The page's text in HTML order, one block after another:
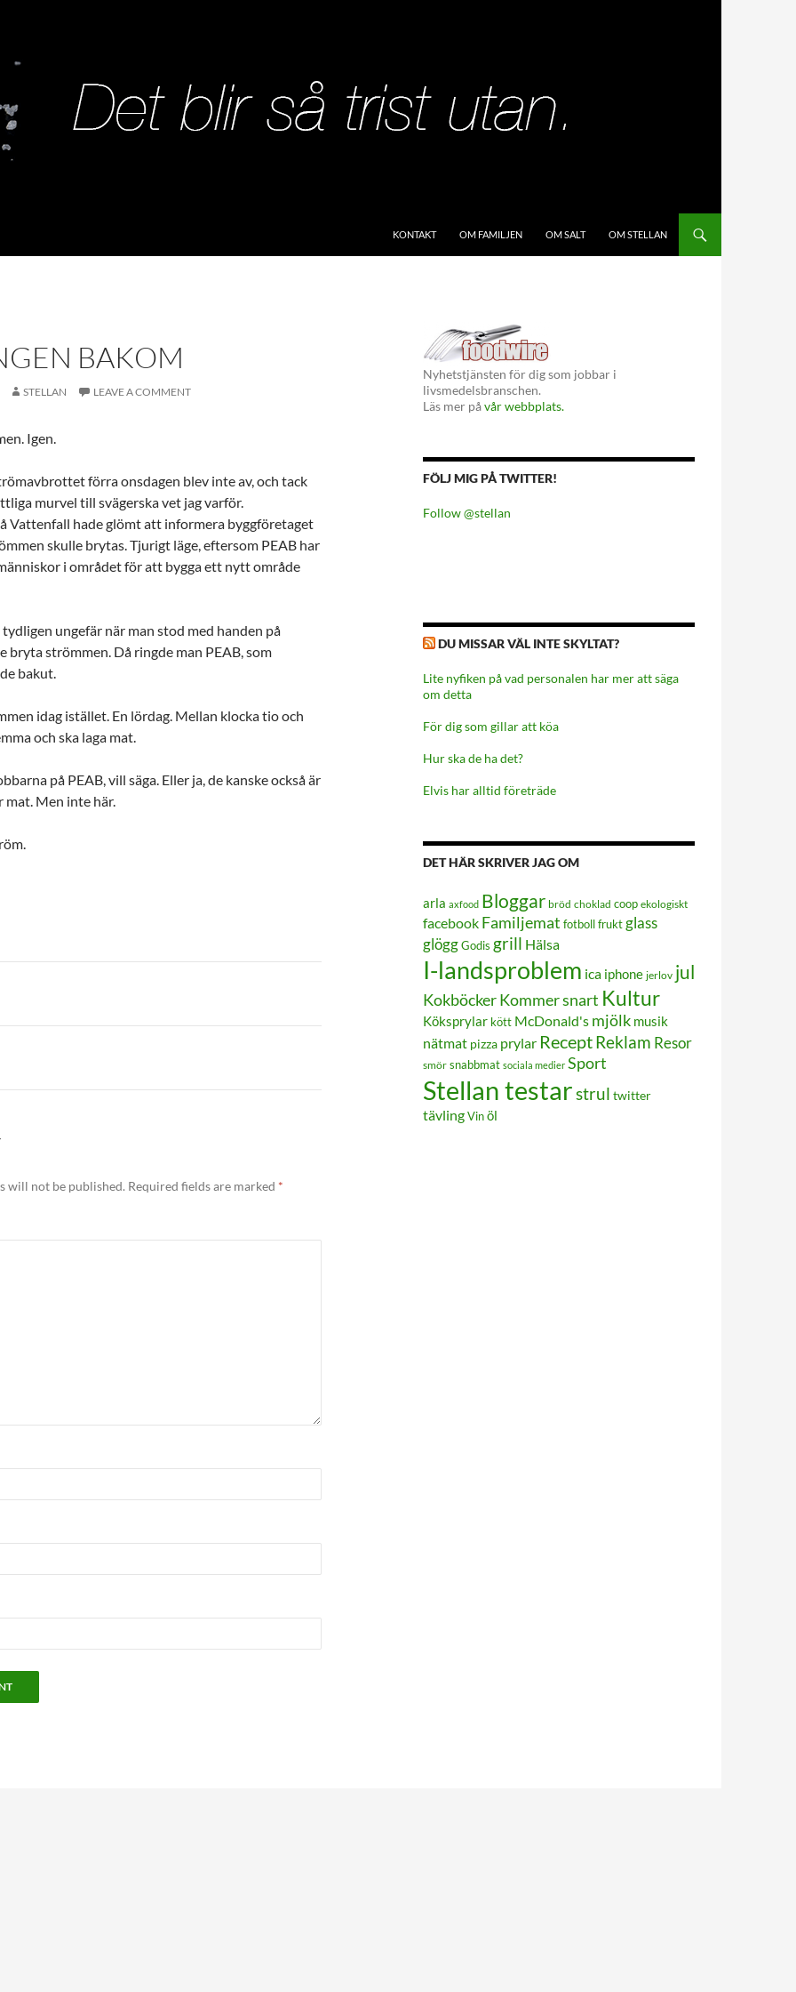
KONTAKT
OM FAMILJEN OM SALT OM STELLAN
BAKOM
STELLAN LEAVE A COMMENT
Igen.
förra onsdagen blev inte av, och tack
murvel till svägerska vet jag varför.
Vattenfall hade glömt att informera byggföretaget
skulle brytas. Tjurigt läge, eftersom PEAB har
i området för att bygga ett nytt område
ungefär när man stod med handen på
bryta strömmen. Då ringde man PEAB, som
bakut.
idag istället. En lördag. Mellan klocka tio och
och ska laga mat.
på PEAB, vill säga. Eller ja, de kanske också är
mat. Men inte här.
will not be published. Required fields are marked *
Nyhetstjänsten för dig som jobbar i
livsmedelsbranschen.
Läs mer påvår webbplats.
FÖLJ MIG PÅ TWITTER!
Follow @stellan
DU MISSAR VÄL INTE SKYLTAT?
Lite nyfiken på vad personalen har mer att säga
om detta
För dig som gillar att köa
Hur ska de ha det?
Elvis har alltid företräde
DET HÄR SKRIVER JAG OM
arla axfood Bloggar bröd choklad coop ekologiskt
facebook Familjemat fotboll frukt glass
glöggGodis grill Hälsa
I-landsproblem ica iphone jerlov jul
KokböckerKommer snart Kultur
Köksprylar kött McDonald's mjölk musik
nätmat pizza prylar ReceptReklam Resor
smör snabbmat sociala medier Sport
Stellan testarstrul twitter
tävling Vin öl